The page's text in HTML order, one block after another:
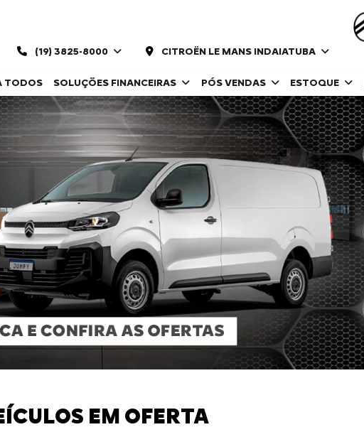
(19) 3825-8000 CITROËN LE MANS INDAIATUBA
TODOS SOLUÇÕES FINANCEIRAS PÓS VENDAS ESTOQUE
EM OFERTA